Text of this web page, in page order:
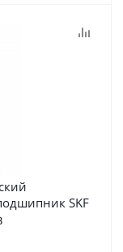
SKF